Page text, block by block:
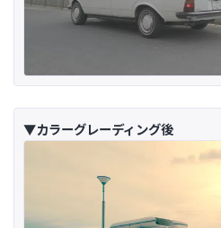
▼カラーグレーディング後